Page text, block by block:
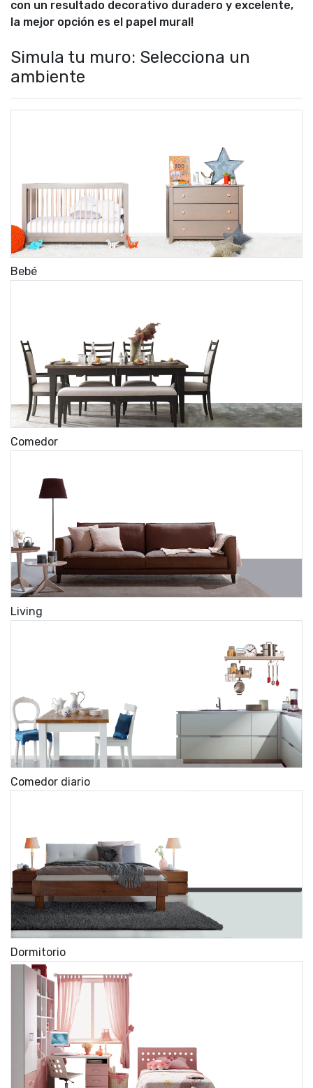
con un resultado decorativo duradero y excelente,
la mejor opción es el papel mural!
Simula tu muro: Selecciona un
ambiente
Bebé
Comedor
Living
Comedor diario
Dormitorio